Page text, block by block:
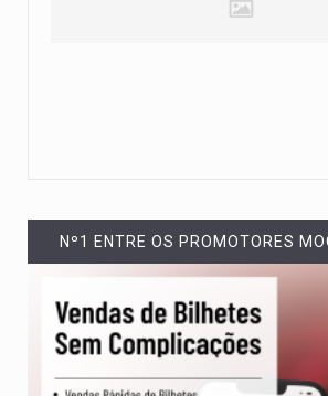
Nº1 ENTRE OS PROMOTORES